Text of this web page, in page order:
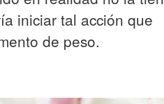
iniciar tal acción que
de peso.